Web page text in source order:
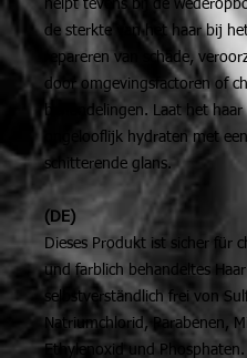
helpt tevens bij de
de sterkte van het haar bij
repareren van schade,
door omgevingsfactoren of
behandelingen. Laat het haar
ongelooflijk hydraten met een
schitterende glans.
(DE)
Dieses Produkt ist sicher für
und farblich behandeltes
selbstverständlich frei von
Natriumchlorid, Parabenen,
Ethylenoxid und Phosphaten.